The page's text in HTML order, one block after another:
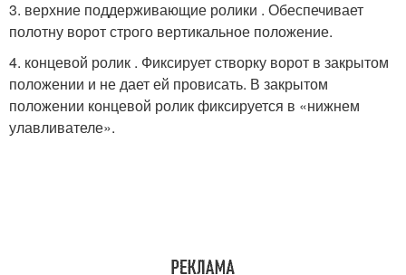
3. верхние поддерживающие ролики . Обеспечивает
полотну ворот строго вертикальное положение.
4. концевой ролик . Фиксирует створку ворот в закрытом
положении и не дает ей провисать. В закрытом
положении концевой ролик фиксируется в «нижнем
улавливателе».